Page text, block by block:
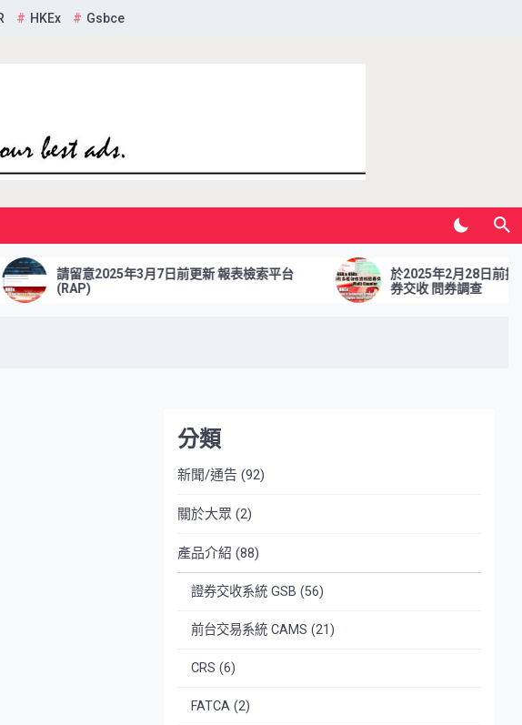
HKEx Gsbce
請留意2025年3月7日前更新 報表檢索平台
(RAP)
於2025年2月28日前提交優
券交收 問券調查
分類
新聞/通告 (92)
關於大眾 (2)
產品介紹 (88)
證券交收系統 GSB (56)
前台交易系統 CAMS (21)
CRS (6)
FATCA(2)